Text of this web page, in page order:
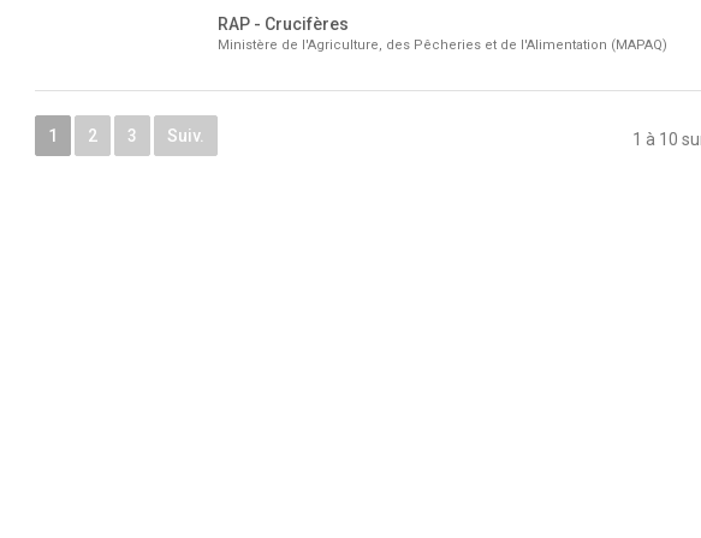
RAP - Crucifères
Ministère de l'Agriculture, des Pêcheries et de l'Alimentation (MAPAQ)
1 2 3 Suiv. 1 à 10